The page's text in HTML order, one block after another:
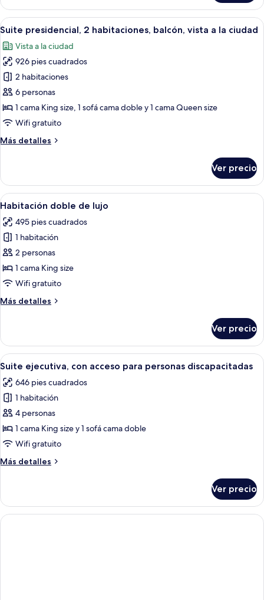
Royal,
balcón,
vista
la
ciudad
Abrir
todas
las
fotos
de
Suite
presidencial,
2
habitaciones,
balcón,
la
ciudad
Una habitación elegantemente
16
Suite presidencial, 2 habitaciones, balcón, vista a la ciudad
Vista a la ciudad
926 pies cuadrados
2 habitaciones
6 personas
1 cama King size, 1 sofá cama doble y 1 cama Queen size
Wifi gratuito
Más detalles
Más
presidencial,
habitaciones,
vista
a
ciudad
Ver precio
Abrir
todas
las
fotos
de
Habitación
doble
lujo
Un dormitorio lujoso con un
12
Habitación doble de lujo
495 pies cuadrados
1 habitación
2 personas
1 cama King size
Wifi gratuito
Más detalles
Más
doble
de
lujo
Ver precio
Abrir
todas
las
fotos
de
Suite
ejecutiva,
acceso
discapacitadas
Una cama bien tendida con una
15
Suite ejecutiva, con acceso para personas discapacitadas
646 pies cuadrados
1 habitación
4 personas
1 cama King size y 1 sofá cama doble
Wifi gratuito
Más detalles
Más
ejecutiva,
con
acceso
Ver precio